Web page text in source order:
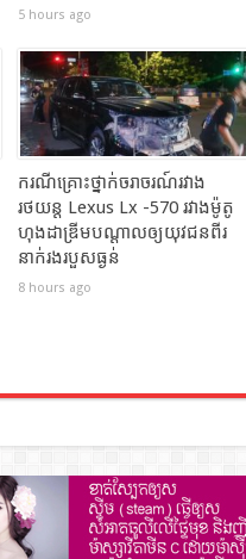
5 hours ago
ករណីគ្រោះថ្នាក់ចរាចរណ៍រវាង
រថយន្ត Lexus Lx -570 រវាងម៉ូតូ
ហុងដាឌ្រីមបណ្ដាលឲ្យយុវជនពីរ
នាក់រងរបួសធ្ងន់
8 hours ago